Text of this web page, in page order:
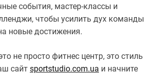
события, мастер-классы и
чтобы усилить дух команды
новые достижения.
не просто фитнес центр, это стиль
сайт sportstudio.com.ua и начните